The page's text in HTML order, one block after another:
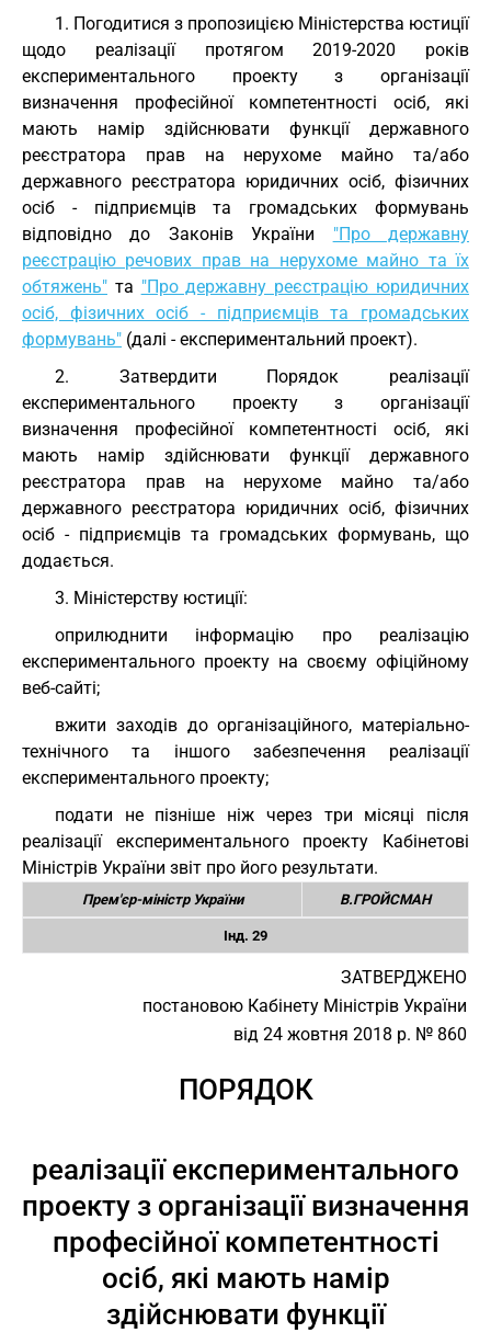
1. Погодитися з пропозицією Міністерства юстиції
щодо реалізації протягом 2019-2020 років
експериментального проекту з організації
визначення професійної компетентності осіб, які
мають намір здійснювати функції державного
реєстратора прав на нерухоме майно та/або
державного реєстратора юридичних осіб, фізичних
осіб - підприємців та громадських формувань
відповідно до Законів України "Про державну
реєстрацію речових прав на нерухоме майно та їх
обтяжень" та "Про державну реєстрацію юридичних
осіб, фізичних осіб - підприємців та громадських
формувань" (далі - експериментальний проект).
2. Затвердити Порядок реалізації
експериментального проекту з організації
визначення професійної компетентності осіб, які
мають намір здійснювати функції державного
реєстратора прав на нерухоме майно та/або
державного реєстратора юридичних осіб, фізичних
осіб - підприємців та громадських формувань, що
додається.
3. Міністерству юстиції:
оприлюднити інформацію про реалізацію
експериментального проекту на своєму офіційному
веб-сайті;
вжити заходів до організаційного, матеріально-
технічного та іншого забезпечення реалізації
експериментального проекту;
подати не пізніше ніж через три місяці після
реалізації експериментального проекту Кабінетові
Міністрів України звіт про його результати.
Прем'єр-міністр України В.ГРОЙСМАН
Інд. 29
ЗАТВЕРДЖЕНО
постановою Кабінету Міністрів України
від 24 жовтня 2018 р. № 860
ПОРЯДОК
реалізації експериментального
проекту з організації визначення
професійної компетентності
осіб, які мають намір
здійснювати функції